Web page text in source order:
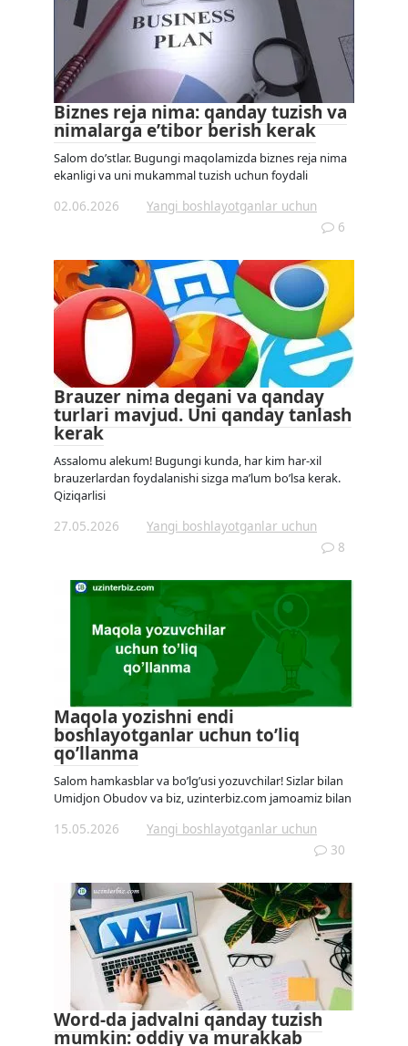
Biznes reja nima: qanday tuzish va
nimalarga e’tibor berish kerak
Salom do’stlar. Bugungi maqolamizda biznes reja nima
ekanligi va uni mukammal tuzish uchun foydali
02.06.2026
Yangi boshlayotganlar uchun
6
Brauzer nima degani va qanday
turlari mavjud. Uni qanday tanlash
kerak
Assalomu alekum! Bugungi kunda, har kim har-xil
brauzerlardan foydalanishi sizga ma’lum bo’lsa kerak.
Qiziqarlisi
27.05.2026
Yangi boshlayotganlar uchun
8
Maqola yozishni endi
boshlayotganlar uchun to’liq
qo’llanma
Salom hamkasblar va bo’lg’usi yozuvchilar! Sizlar bilan
Umidjon Obudov va biz, uzinterbiz.com jamoamiz bilan
15.05.2026
Yangi boshlayotganlar uchun
30
Word-da jadvalni qanday tuzish
mumkin: oddiy va murakkab